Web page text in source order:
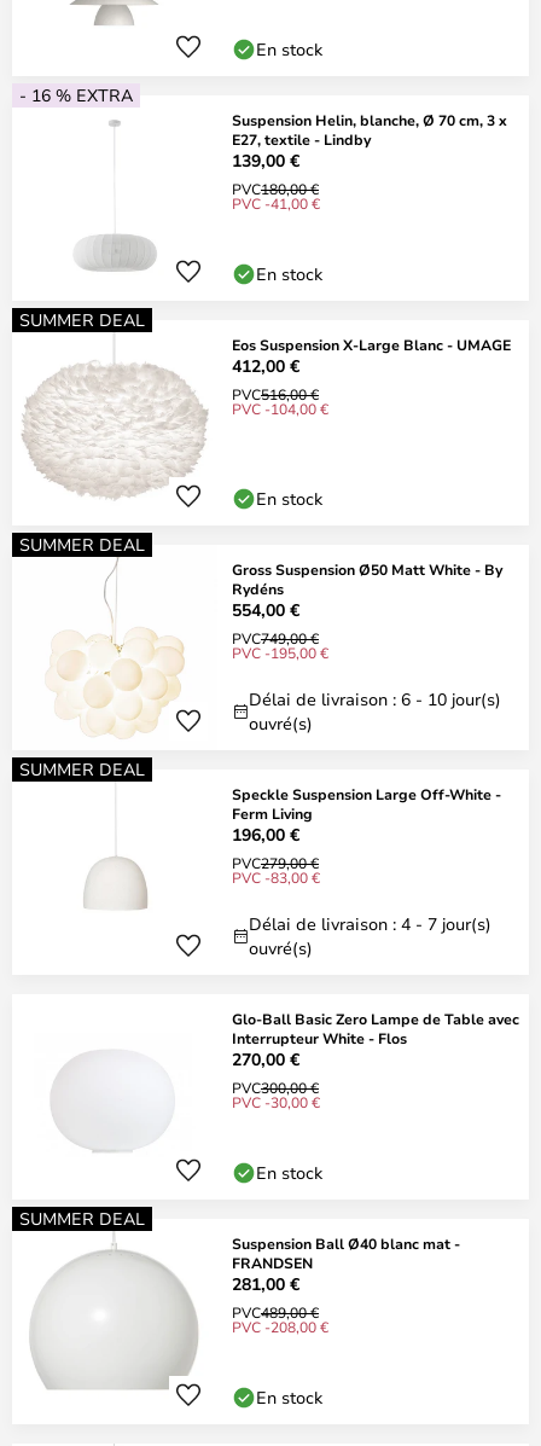
En stock
- 16 % EXTRA
Suspension Helin, blanche, Ø 70 cm, 3 x
E27, textile - Lindby
139,00 €
PVC180,00 €
PVC -41,00 €
En stock
SUMMER DEAL
Eos Suspension X-Large Blanc - UMAGE
412,00 €
PVC516,00 €
PVC -104,00 €
En stock
SUMMER DEAL
Gross Suspension Ø50 Matt White - By
Rydéns
554,00 €
PVC749,00 €
PVC -195,00 €
Délai de livraison : 6 - 10 jour(s)
ouvré(s)
SUMMER DEAL
Speckle Suspension Large Off-White -
Ferm Living
196,00 €
PVC279,00 €
PVC -83,00 €
Délai de livraison : 4 - 7 jour(s)
ouvré(s)
Glo-Ball Basic Zero Lampe de Table avec
Interrupteur White - Flos
270,00 €
PVC300,00 €
PVC -30,00 €
En stock
SUMMER DEAL
Suspension Ball Ø40 blanc mat -
FRANDSEN
281,00 €
PVC489,00 €
PVC -208,00 €
En stock